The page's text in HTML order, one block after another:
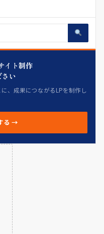
イト制作
さい
、成果につながるLPを制作し
る →